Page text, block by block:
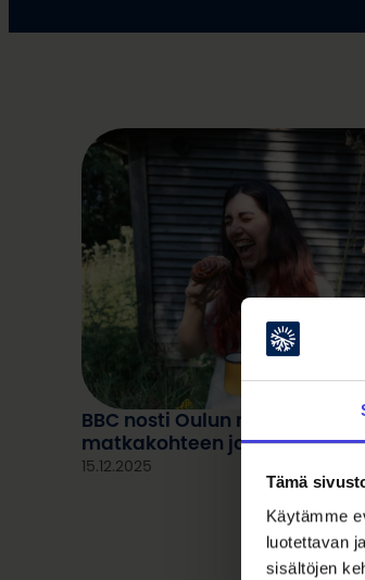
Tämä
Käytämme
luotettavan
sisältöjen
BBC nosti Oulun maailman
matkakohteen joukkoon
15.12.2025